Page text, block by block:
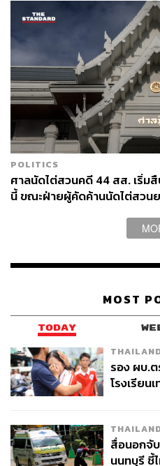
POLITICS
ศาลนัดไต่สวนคดี 44 สส. เริ่ม
นี้ ขณะฝ่ายผู้คัดค้านนัดไต่สวน
MOST
TODAY
รอง ผบ.
โรงเรียน
สื่อนอกจั
นนทบุรี ชี้